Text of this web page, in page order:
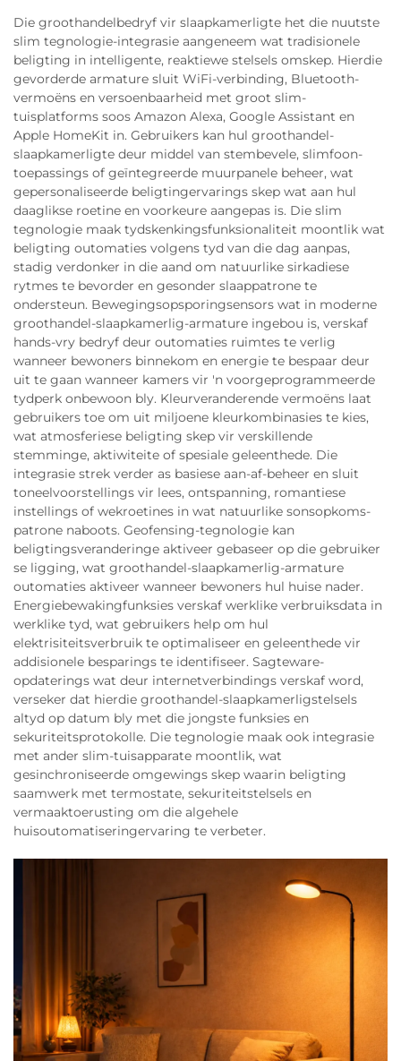
Die groothandelbedryf vir slaapkamerligte het die nuutste
slim tegnologie-integrasie aangeneem wat tradisionele
beligting in intelligente, reaktiewe stelsels omskep. Hierdie
gevorderde armature sluit WiFi-verbinding, Bluetooth-
vermoëns en versoenbaarheid met groot slim-
tuisplatforms soos Amazon Alexa, Google Assistant en
Apple HomeKit in. Gebruikers kan hul groothandel-
slaapkamerligte deur middel van stembevele, slimfoon-
toepassings of geïntegreerde muurpanele beheer, wat
gepersonaliseerde beligtingervarings skep wat aan hul
daaglikse roetine en voorkeure aangepas is. Die slim
tegnologie maak tydskenkingsfunksionaliteit moontlik wat
beligting outomaties volgens tyd van die dag aanpas,
stadig verdonker in die aand om natuurlike sirkadiese
rytmes te bevorder en gesonder slaappatrone te
ondersteun. Bewegingsopsporingsensors wat in moderne
groothandel-slaapkamerlig-armature ingebou is, verskaf
hands-vry bedryf deur outomaties ruimtes te verlig
wanneer bewoners binnekom en energie te bespaar deur
uit te gaan wanneer kamers vir 'n voorgeprogrammeerde
tydperk onbewoon bly. Kleurveranderende vermoëns laat
gebruikers toe om uit miljoene kleurkombinasies te kies,
wat atmosferiese beligting skep vir verskillende
stemminge, aktiwiteite of spesiale geleenthede. Die
integrasie strek verder as basiese aan-af-beheer en sluit
toneelvoorstellings vir lees, ontspanning, romantiese
instellings of wekroetines in wat natuurlike sonsopkoms-
patrone naboots. Geofensing-tegnologie kan
beligtingsveranderinge aktiveer gebaseer op die gebruiker
se ligging, wat groothandel-slaapkamerlig-armature
outomaties aktiveer wanneer bewoners hul huise nader.
Energiebewakingfunksies verskaf werklike verbruiksdata in
werklike tyd, wat gebruikers help om hul
elektrisiteitsverbruik te optimaliseer en geleenthede vir
addisionele besparings te identifiseer. Sagteware-
opdaterings wat deur internetverbindings verskaf word,
verseker dat hierdie groothandel-slaapkamerligstelsels
altyd op datum bly met die jongste funksies en
sekuriteitsprotokolle. Die tegnologie maak ook integrasie
met ander slim-tuisapparate moontlik, wat
gesinchroniseerde omgewings skep waarin beligting
saamwerk met termostate, sekuriteitstelsels en
vermaaktoerusting om die algehele
huisoutomatiseringervaring te verbeter.